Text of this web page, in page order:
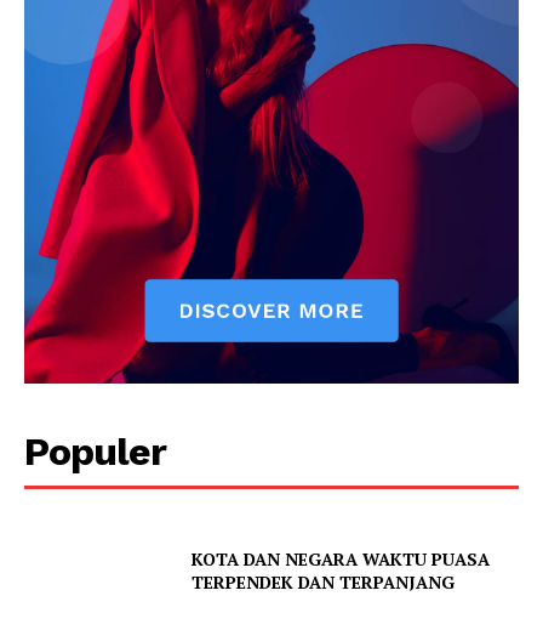
Populer
KOTA DAN NEGARA WAKTU PUASA
TERPENDEK DAN TERPANJANG